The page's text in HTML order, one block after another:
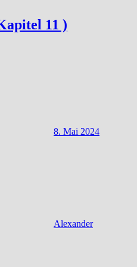
11 )
8. Mai 2024
Alexander